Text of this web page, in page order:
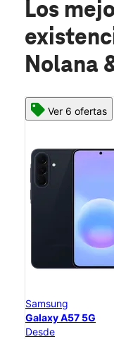
Los
Nolana
Ver 6 ofertas
Samsung
Galaxy A57 5G
Desde